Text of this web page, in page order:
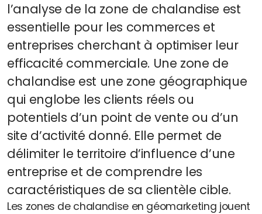
l’analyse de la zone de chalandise est
essentielle pour les commerces et
entreprises cherchant à optimiser leur
efficacité commerciale. Une zone de
chalandise est une zone géographique
qui englobe les clients réels ou
potentiels d’un point de vente ou d’un
site d’activité donné. Elle permet de
délimiter le territoire d’influence d’une
entreprise et de comprendre les
caractéristiques de sa clientèle cible.
Les zones de chalandise en géomarketing jouent
Blog et actus
Le wiki du géomarketing, du commerce et de la
franchise
Les points conso & tendances